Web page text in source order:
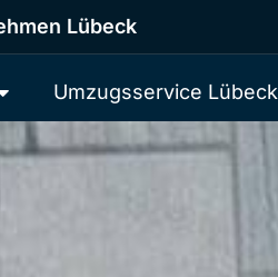
Lübeck
Umzugsservice Lübeck